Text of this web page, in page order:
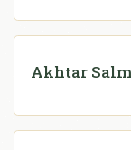
Akhtar